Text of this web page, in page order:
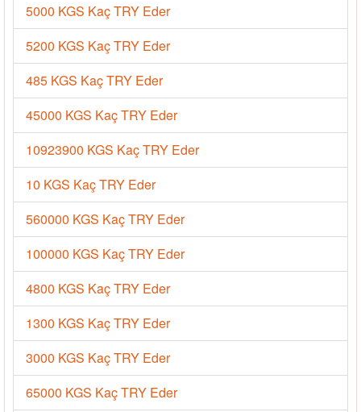
5000 KGS Kaç TRY Eder
5200 KGS Kaç TRY Eder
485 KGS Kaç TRY Eder
45000 KGS Kaç TRY Eder
10923900 KGS Kaç TRY Eder
10 KGS Kaç TRY Eder
560000 KGS Kaç TRY Eder
100000 KGS Kaç TRY Eder
4800 KGS Kaç TRY Eder
1300 KGS Kaç TRY Eder
3000 KGS Kaç TRY Eder
65000 KGS Kaç TRY Eder